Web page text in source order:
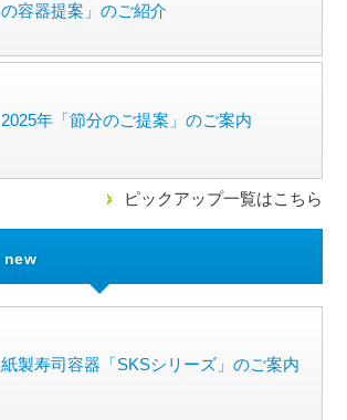
の容器提案」のご紹介
2025年「節分のご提案」のご案内
ピックアップ一覧はこちら
new
紙製寿司容器「SKSシリーズ」のご案内